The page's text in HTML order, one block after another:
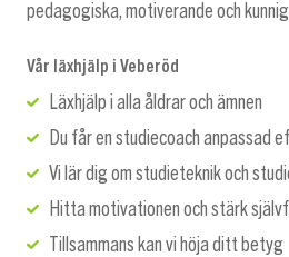
pedagogiska, motiverande och
Vår läxhjälp i Veberöd
Läxhjälp i alla åldrar och ämnen
Du får en studiecoach anpassad
Vi lär dig om studieteknik och
Hitta motivationen och stärk
Tillsammans kan vi höja ditt betyg